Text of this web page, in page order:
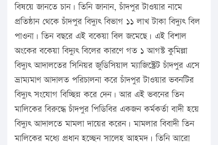
বিষয়ে জানতে চান। তিনি জানান, চাঁদপুর টাওয়ার নামে
প্রতিষ্ঠান থেকে চাঁদপুর বিদ্যুৎ বিভাগ ১১ লাখ টাকা বিদ্যুৎ বিল
পাওনা। তিন বছরে এই বকেয়া বিল জমেছে। এই বিশাল
অংকের বকেয়া বিদ্যুৎ বিলের কারণে গত ১ আগস্ট কুমিল্লা
বিদ্যুৎ আদালতের সিনিয়র জুডিসিয়াল ম্যাজিস্ট্রেট চাঁদপুর এসে
ভ্রাম্যমাণ আদালত পরিচালনা করে চাঁদপুর টাওয়ার ভবনটির
বিদ্যুৎ সংযোগ বিচ্ছিন্ন করে দেন। আর এই ভবনের তিন
মালিকের বিরুদ্ধে চাঁদপুর পিডিবির একজন কর্মকর্তা বাদী হয়ে
বিদ্যুৎ আদালতে মামলা দায়ের করেন। মামলার বিবাদী তিন
মালিকের মধ্যে প্রধান হচ্ছেন সালেহ আহমদ। তিনি আরো